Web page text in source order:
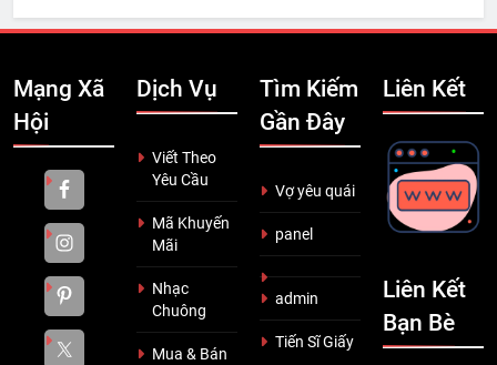
Mạng Xã
Hội
Dịch Vụ
Viết Theo
Yêu Cầu
Mã Khuyến
Mãi
Nhạc
Chuông
Mua & Bán
Tìm Kiếm
Gần Đây
Vợ yêu quái
panel
admin
Tiến Sĩ Giấy
Liên Kết
Liên Kết
Bạn Bè